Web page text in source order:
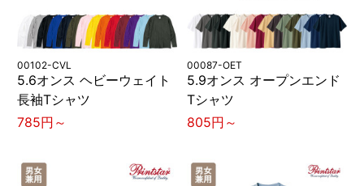
00102-CVL
5.6オンス ヘビーウェイト
長袖Tシャツ
785円～
00087-OET
5.9オンス オープンエンド
Tシャツ
805円～